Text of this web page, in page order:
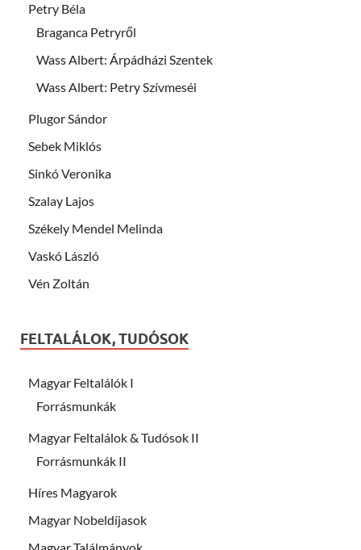
Petry Béla
Braganca Petryről
Wass Albert: Árpádházi Szentek
Wass Albert: Petry Szívmeséi
Plugor Sándor
Sebek Miklós
Sinkó Veronika
Szalay Lajos
Székely Mendel Melinda
Vaskó László
Vén Zoltán
FELTALÁLOK, TUDÓSOK
Magyar Feltalálók I
Forrásmunkák
Magyar Feltalálok & Tudósok II
Forrásmunkák II
Híres Magyarok
Magyar Nobeldíjasok